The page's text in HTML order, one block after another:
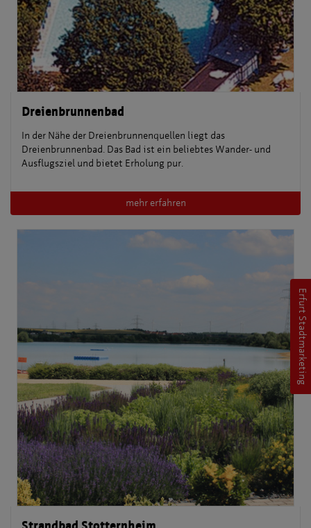
Dreienbrunnenbad
In der Nähe der Dreienbrunnenquellen liegt das
Dreienbrunnenbad. Das Bad ist ein beliebtes Wander- und
Ausflugsziel und bietet Erholung pur.
mehr erfahren
Erfurt Stadtmarketing